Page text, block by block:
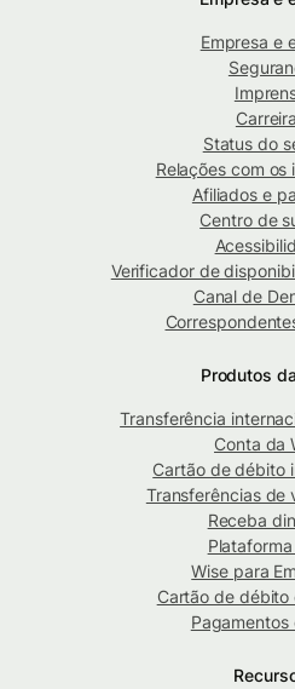
Empresa e
Status do
Relações com os
Afiliados e
Centro de
Verificador de
Canal de
Produtos
Transferência
Conta da
Cartão de débito
Transferências de
Receba
Wise para
Cartão de débito
Pagamentos